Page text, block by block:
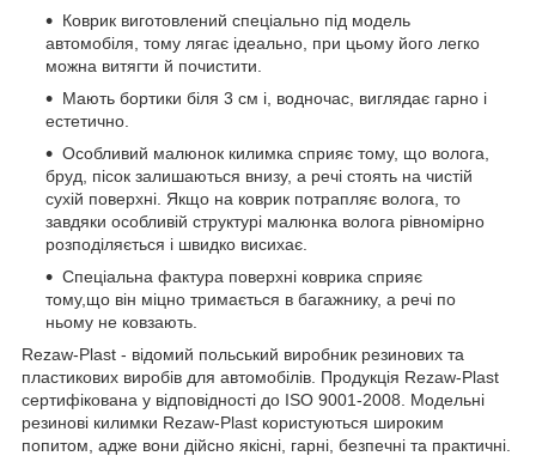
Коврик виготовлений спеціально під модель
автомобіля, тому лягає ідеально, при цьому його легко
можна витягти й почистити.
Мають бортики біля 3 см і, водночас, виглядає гарно і
естетично.
Особливий малюнок килимка сприяє тому, що волога,
бруд, пісок залишаються внизу, а речі стоять на чистій
сухій поверхні. Якщо на коврик потрапляє волога, то
завдяки особливій структурі малюнка волога рівномірно
розподіляється і швидко висихає.
Спеціальна фактура поверхні коврика сприяє
тому,що він міцно тримається в багажнику, а речі по
ньому не ковзають.
Rezaw-Plast - відомий польський виробник резинових та
пластикових виробів для автомобілів. Продукція Rezaw-Plast
сертифікована у відповідності до ISO 9001-2008. Модельні
резинові килимки Rezaw-Plast користуються широким
попитом, адже вони дійсно якісні, гарні, безпечні та практичні.